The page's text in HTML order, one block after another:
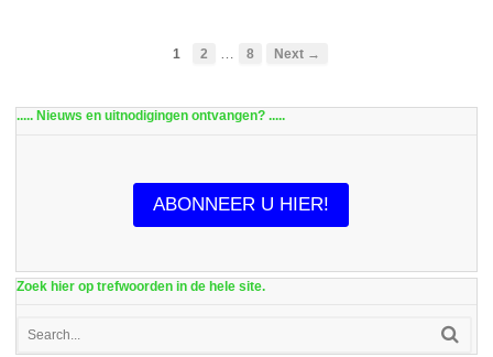
1 2 … 8 Next →
..... Nieuws en uitnodigingen ontvangen? .....
ABONNEER U HIER!
Zoek hier op trefwoorden in de hele site.